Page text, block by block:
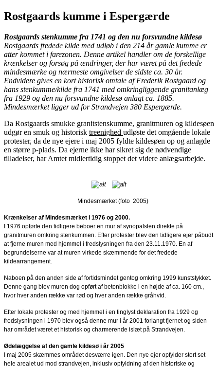
Rostgaards kumme i Espergærde
Rostgaards stenkumme fra 1741 og den nu forsvundne kildesø
Rostgaards fredede kilde med udløb i den 214 år gamle kumme er
atter kommet i farezonen. Denne artikel handler om de forskellige
krænkelser og forsøg på ændringer, der har været på det fredede
mindesmærke og nærmeste omgivelser de sidste ca. 30 år.
Endvidere gives en kort historisk omtale af Frederik Rostgaard og
hans stenkumme/kilde fra 1741 med omkringliggende granitanlæg
fra 1929 og den nu forsvundne kildesø anlagt ca. 1885.
Mindesmærket ligger ud for Strandvejen 380 Espergærde.
Da Rostgaards smukke granitstenskumme, granitmuren og kildesøen
udgør en smuk og historisk treenighed udløste det omgående lokale
protester, da de nye ejere i maj 2005 fyldte kildesøen op og anlagde
en større p-plads. Da ejerne ikke har sikret sig de nødvendige
tilladelser, har Amtet midlertidig stoppet det videre anlægsarbejde.
Mindesmærket (foto 2005)
Krænkelser af Mindesmærket i 1976 og 2000.
I 1976 opførte den tidligere beboer en mur af synopalsten direkte på
granitmuren omkring stenkummen. Efter protester blev den tidligere ejer påbudt
at fjerne muren med hjemmel i fredslysningen fra den 23.11.1970. En af
begrundelserne var at muren virkede skæmmende for det fredede
kildearrangement.
Naboen på den anden side af fortidsmindet gentog omkring 1999 kunststykket.
Denne gang blev muren dog opført af betonblokke i en højde af ca. 160 cm.,
hvor hver anden række var rød og hver anden række gråhvid.
Efter lokale protester og med hjemmel i en tinglyst deklaration fra 1929 og
fredslysningen i 1970 blev også denne mur i år 2001 forlangt fjernet og siden
har området været et historisk og charmerende islæt på Strandvejen.
Ødelæggelse af den gamle kildesø i år 2005
I maj 2005 skæmmes området desværre igen. Den nye ejer opfylder stort set
hele arealet ud mod strandvejen, inklusiv opfyldning af den historiske og